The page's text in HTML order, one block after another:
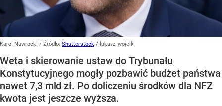
Karol Nawrocki / Źródło: Shutterstock / lukasz_wojcik
Weta i skierowanie ustaw do Trybunału
Konstytucyjnego mogły pozbawić budżet państwa
nawet 7,3 mld zł. Po doliczeniu środków dla NFZ
kwota jest jeszcze wyższa.